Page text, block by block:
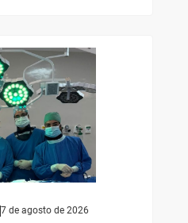
7 de agosto de 2026